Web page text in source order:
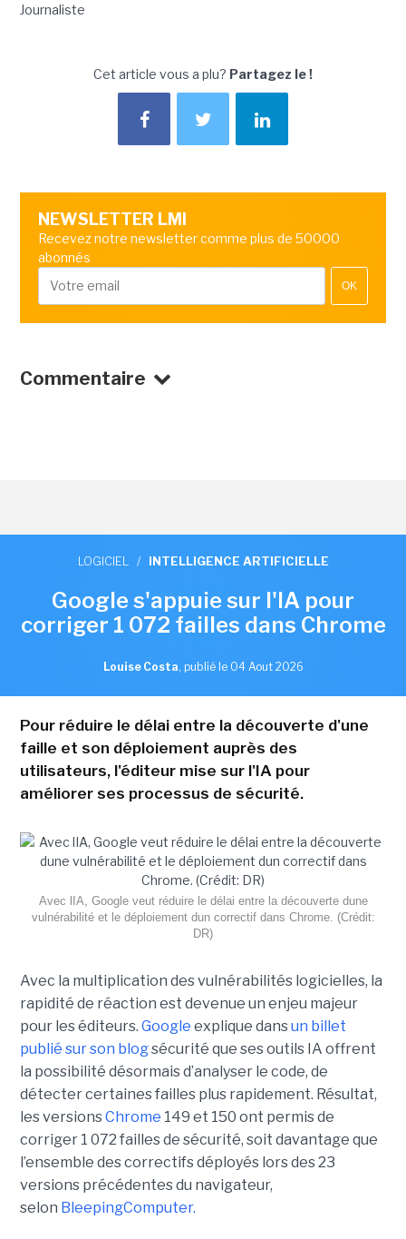
Journaliste
Cet article vous a plu? Partagez le !
NEWSLETTER LMI
Recevez notre newsletter comme plus de 50000
abonnés
OK
Commentaire
LOGICIEL / INTELLIGENCE ARTIFICIELLE
Google s'appuie sur l'IA pour
corriger 1 072 failles dans Chrome
Louise Costa, publié le 04 Aout 2026
Pour réduire le délai entre la découverte d'une
faille et son déploiement auprès des
utilisateurs, l'éditeur mise sur l'IA pour
améliorer ses processus de sécurité.
Avec lIA, Google veut réduire le délai entre la découverte dune
vulnérabilité et le déploiement dun correctif dans Chrome. (Crédit:
DR)
Avec la multiplication des vulnérabilités logicielles, la
rapidité de réaction est devenue un enjeu majeur
pour les éditeurs. Google explique dansun billet
publié sur son blogsécurité que ses outils IA offrent
la possibilité désormais d’analyser le code, de
détecter certaines failles plus rapidement. Résultat,
les versionsChrome 149 et 150 ont permis de
corriger 1 072 failles de sécurité, soit davantage que
l’ensemble des correctifs déployés lors des 23
versions précédentes du navigateur,
selon BleepingComputer.